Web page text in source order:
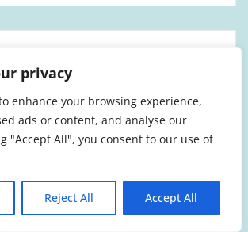
privacy
enhance your browsing experience,
ads or content, and analyse our
"Accept All", you consent to our use of
Reject All Accept All
ΕΑΚΠ
Βορείου Αιγαίου για
εκλογές του σωματείου
10, 2024